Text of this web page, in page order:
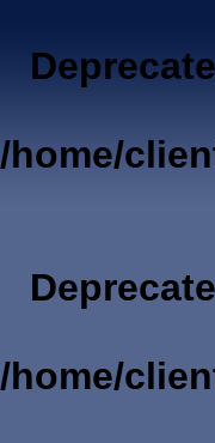
/home/
/home/